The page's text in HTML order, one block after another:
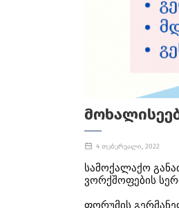
4 თებერვალი, 2022
სამოქალაქო
ვორქშოფების
ფორუმის